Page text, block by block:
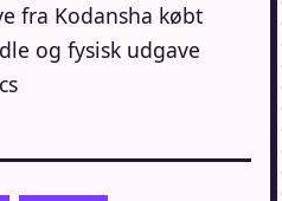
fra Kodansha købt
og fysisk udgave